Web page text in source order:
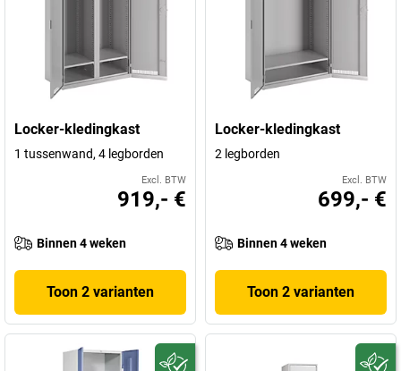
Locker-kledingkast
1 tussenwand, 4 legborden
Excl. BTW
919,- €
Binnen 4 weken
Toon 2 varianten
Locker-kledingkast
2 legborden
Excl. BTW
699,- €
Binnen 4 weken
Toon 2 varianten